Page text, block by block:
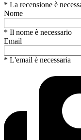
* La recensione è
Nome
* Il nome è necessario
Email
* L'email è necessaria